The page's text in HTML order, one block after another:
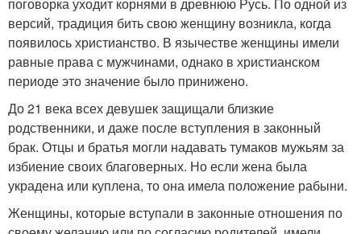
версий, традиция бить свою женщину возникла, когда
появилось христианство. В язычестве женщины имели
равные права с мужчинами, однако в христианском
периоде это значение было принижено.
До 21 века всех девушек защищали близкие
родственники, и даже после вступления в законный
брак. Отцы и братья могли надавать тумаков мужьям за
избиение своих благоверных. Но если жена была
украдена или куплена, то она имела положение рабыни.
Женщины, которые вступали в законные отношения по